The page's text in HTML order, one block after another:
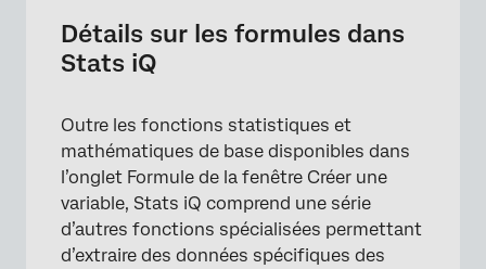
Détails sur les formules dans
Stats iQ
Outre les fonctions statistiques et
mathématiques de base disponibles dans
l’onglet Formule de la fenêtre Créer une
variable, Stats iQ comprend une série
d’autres fonctions spécialisées permettant
d’extraire des données spécifiques des